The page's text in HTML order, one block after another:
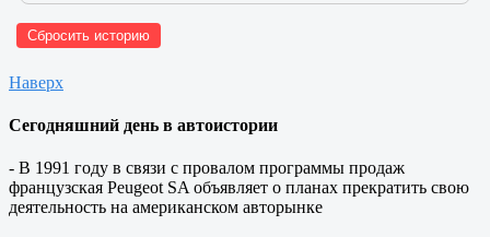
Сбросить историю
Наверх
Сегодняшний день в автоистории
- В 1991 году в связи с провалом программы продаж
французская Peugeot SA объявляет о планах прекратить свою
деятельность на американском авторынке